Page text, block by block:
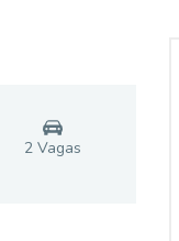
2Vagas